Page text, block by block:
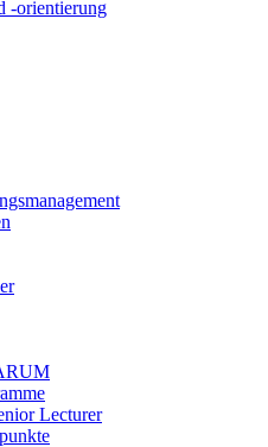
-orientierung
Lecturer